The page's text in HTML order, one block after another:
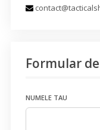
Formular
NUMELE TAU